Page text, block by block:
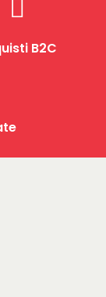
B2C